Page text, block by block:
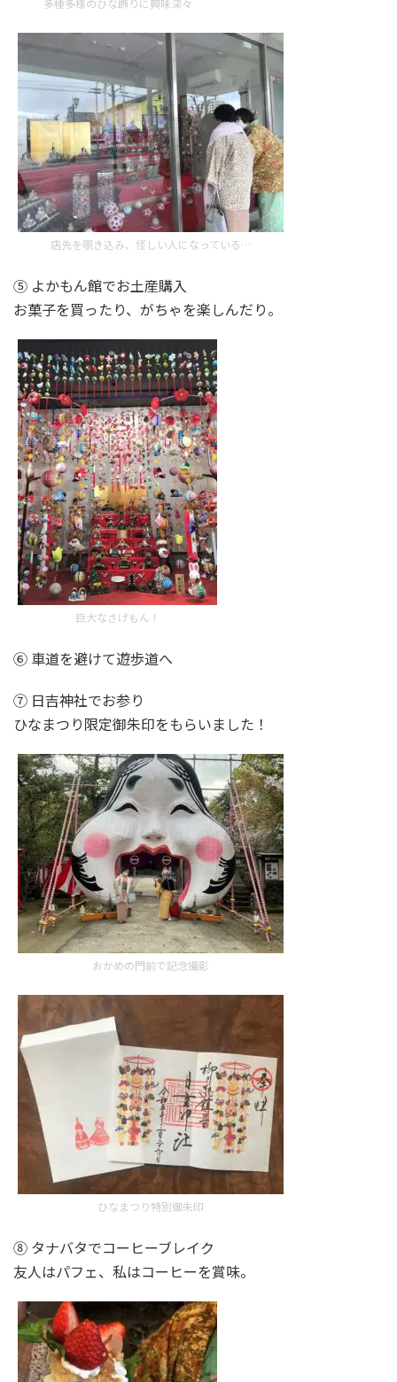
多種多様のひな飾りに興味深々
店先を覗き込み、怪しい人になっている…
⑤ よかもん館でお土産購入
お菓子を買ったり、がちゃを楽しんだり。
巨大なさげもん！
⑥ 車道を避けて遊歩道へ
⑦ 日吉神社でお参り
ひなまつり限定御朱印をもらいました！
おかめの門前で記念撮影
ひなまつり特別御朱印
⑧ タナバタでコーヒーブレイク
友人はパフェ、私はコーヒーを賞味。